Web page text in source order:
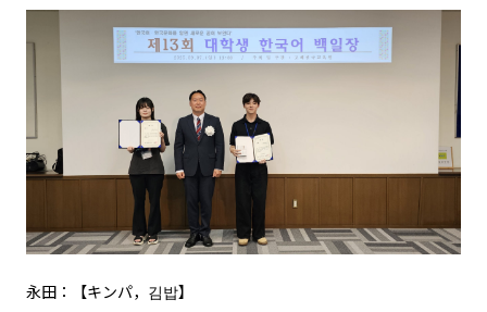
永田：【キンパ，김밥】